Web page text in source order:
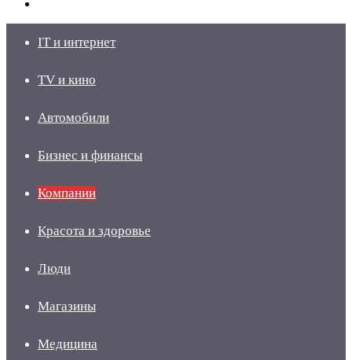
IT и интернет
TV и кино
Автомобили
Бизнес и финансы
Компании
Красота и здоровье
Люди
Магазины
Медицина